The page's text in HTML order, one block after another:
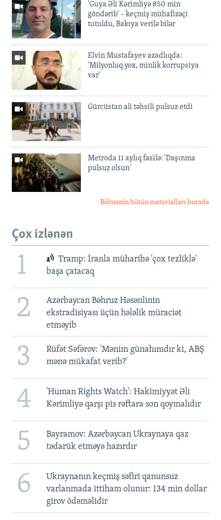
'Guya Əli Kərimliyə 850 min
göndərib' – keçmiş mühafizəçi
tutuldu, Bakıya verilə bilər
Elvin Mustafayev azadlıqda:
'Milyonluq yox, minlik korrupsiya
var'
Gürcüstan ali təhsili pulsuz etdi
Metroda 11 aylıq fasilə: 'Daşınma
pulsuz olsun'
Bölmənin bütün materialları burada
Çox izlənən
1
Tramp: İranla müharibə 'çox tezliklə'
başa çatacaq
2
Azərbaycan Bəhruz Həsənlinin
ekstradisiyası üçün hələlik müraciət
etməyib
3
Rüfət Səfərov: 'Mənim günahımdır ki, ABŞ
mənə mükafat verib?'
4
'Human Rights Watch': Hakimiyyət Əli
Kərimliyə qarşı pis rəftara son qoymalıdır
5
Bayramov: Azərbaycan Ukraynaya qaz
tədarük etməyə hazırdır
6
Ukraynanın keçmiş səfiri qanunsuz
varlanmada ittiham olunur: 134 min dollar
girov ödəməlidir